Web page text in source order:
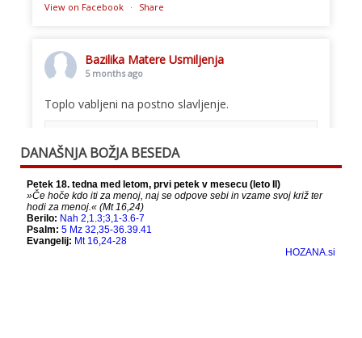
View on Facebook · Share
Bazilika Matere Usmiljenja
5 months ago
Toplo vabljeni na postno slavljenje.
When this happens, it's usually because the
owner only shared it with a small group of
people, changed who can see it or it's been
deleted.
View on Facebook · Share
DANAŠNJA BOŽJA BESEDA